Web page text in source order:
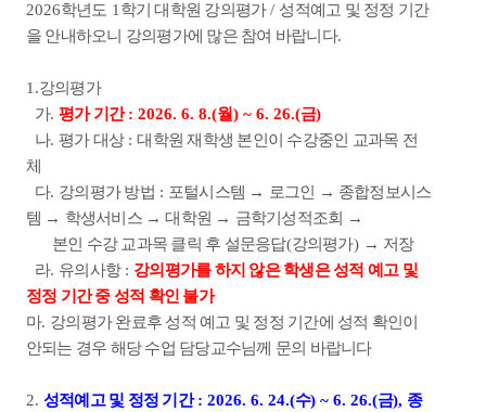
2026학년도 1 학기 대학원 강의평가/ 성적예고 및 정정 기간
을 안내하오니 강의평가에 많은 참여 바랍니다.
1.강의평가
가.평가 기간: 2026. 6. 8.(월) ~ 6. 26.(금)
나. 평가 대상:대학원 재학생 본인이 수강중인 교과목 전
체
다. 강의평가 방법 : 포털시스템 → 로그인 → 종합정보시스
템 → 학생서비스 → 대학원 → 금학기성적조회
→
본인 수강 교과목 클릭 후 설문응답(강의평가) → 저장
라. 유의사항: 강의평가를 하지 않은 학생은 성적 예고 및
정정 기간 중 성적 확인 불가
마. 강의평가 완료후 성적 예고 및 정정 기간에 성적 확인이
안되는 경우 해당 수업 담당교수님께 문의 바랍니다
2. 성적예고 및 정정 기간: 2026. 6. 24.(수) ~ 6. 26.(금), 종